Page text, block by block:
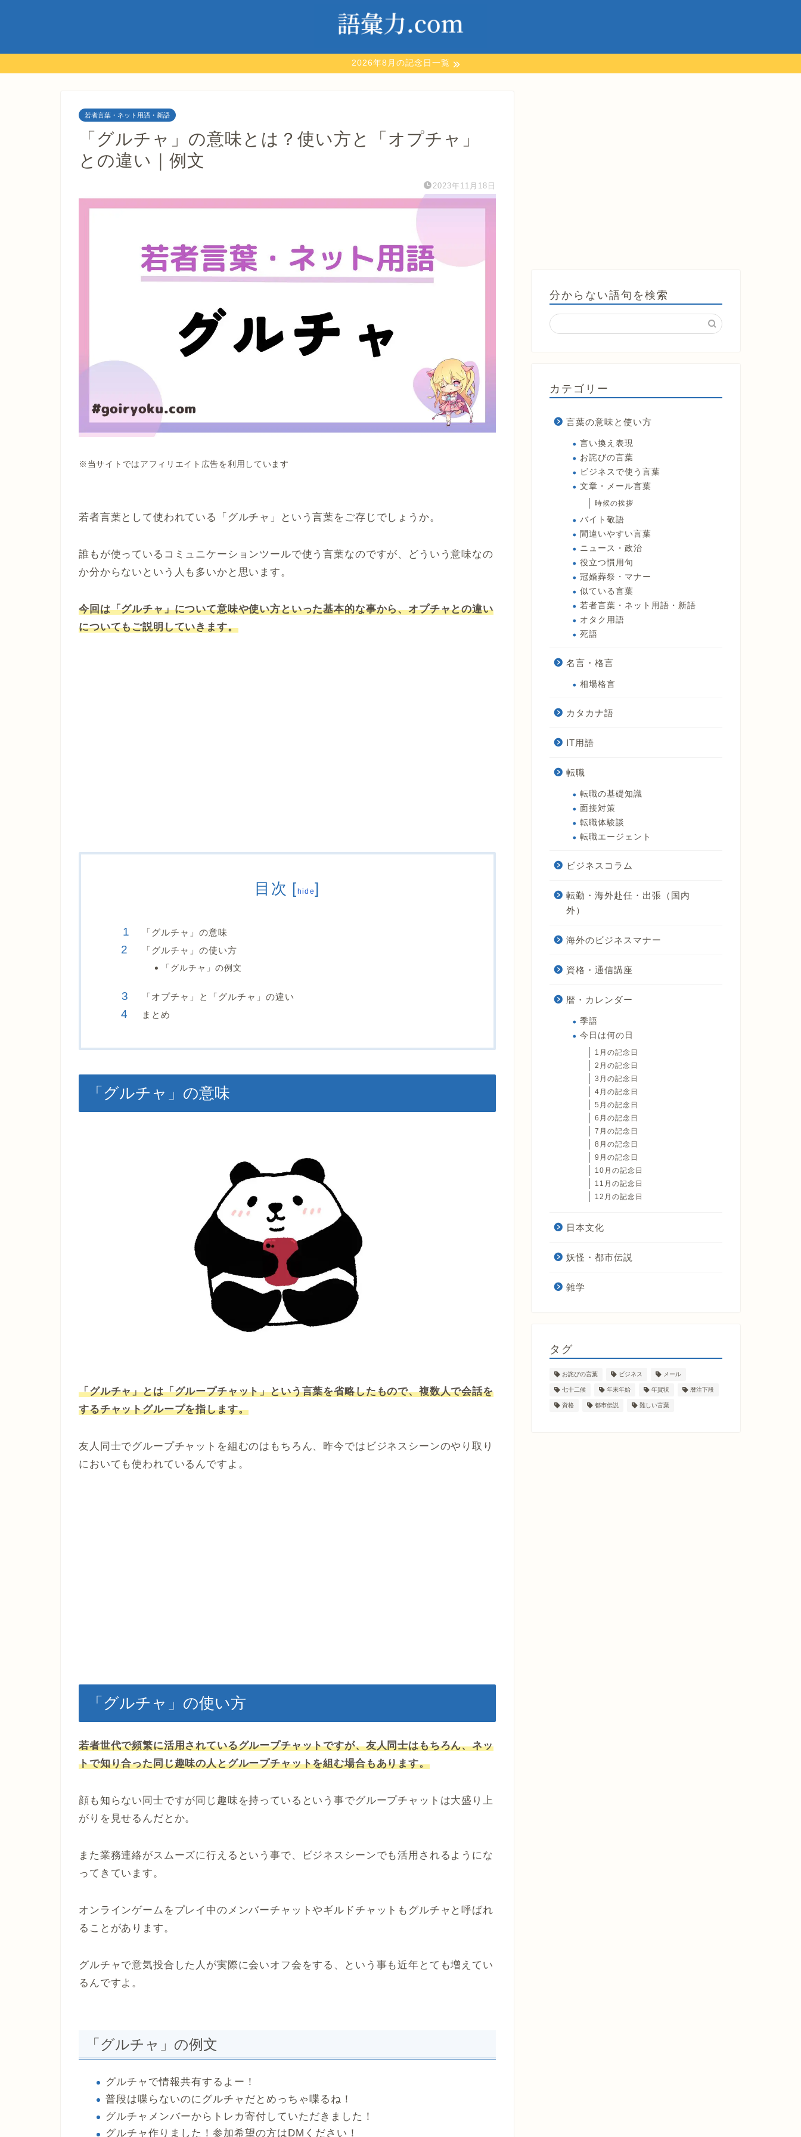
2026年8月の記念日一覧
若者言葉・ネット用語・新語
「グルチャ」の意味とは？使い方と「オプチャ」
との違い｜例文
2023年11月18日
※当サイトではアフィリエイト広告を利用しています
若者言葉として使われている「グルチャ」という言葉をご存じでしょうか。
誰もが使っているコミュニケーションツールで使う言葉なのですが、どういう意味なの
か分からないという人も多いかと思います。
今回は「グルチャ」について意味や使い方といった基本的な事から、オプチャとの違い
についてもご説明していきます。
目次 [hide]
「グルチャ」の意味
「グルチャ」の使い方
「グルチャ」の例文
「オプチャ」と「グルチャ」の違い
まとめ
「グルチャ」の意味
「グルチャ」とは「グループチャット」という言葉を省略したもので、複数人で会話を
するチャットグループを指します。
友人同士でグループチャットを組むのはもちろん、昨今ではビジネスシーンのやり取り
においても使われているんですよ。
「グルチャ」の使い方
若者世代で頻繁に活用されているグループチャットですが、友人同士はもちろん、ネッ
トで知り合った同じ趣味の人とグループチャットを組む場合もあります。
顔も知らない同士ですが同じ趣味を持っているという事でグループチャットは大盛り上
がりを見せるんだとか。
また業務連絡がスムーズに行えるという事で、ビジネスシーンでも活用されるようにな
ってきています。
オンラインゲームをプレイ中のメンバーチャットやギルドチャットもグルチャと呼ばれ
ることがあります。
グルチャで意気投合した人が実際に会いオフ会をする、という事も近年とても増えてい
るんですよ。
「グルチャ」の例文
グルチャで情報共有するよー！
普段は喋らないのにグルチャだとめっちゃ喋るね！
グルチャメンバーからトレカ寄付していただきました！
グルチャ作りました！参加希望の方はDMください！
分からない語句を検索
カテゴリー
言葉の意味と使い方
言い換え表現
お詫びの言葉
ビジネスで使う言葉
文章・メール言葉
時候の挨拶
バイト敬語
間違いやすい言葉
ニュース・政治
役立つ慣用句
冠婚葬祭・マナー
似ている言葉
若者言葉・ネット用語・新語
オタク用語
死語
名言・格言
相場格言
カタカナ語
IT用語
転職
転職の基礎知識
面接対策
転職体験談
転職エージェント
ビジネスコラム
転勤・海外赴任・出張（国内
外）
海外のビジネスマナー
資格・通信講座
暦・カレンダー
季語
今日は何の日
1月の記念日
2月の記念日
3月の記念日
4月の記念日
5月の記念日
6月の記念日
7月の記念日
8月の記念日
9月の記念日
10月の記念日
11月の記念日
12月の記念日
日本文化
妖怪・都市伝説
雑学
タグ
お詫びの言葉 ビジネス メール
七十二候 年末年始 年賀状 暦注下段
資格 都市伝説 難しい言葉